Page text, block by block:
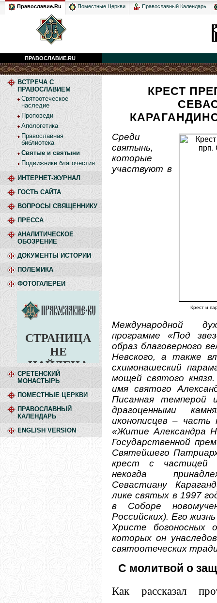
Православие.Ru Поместные Церкви Православный Календарь
ПРАВОСЛАВИЕ.RU
ВСТРЕЧА С
ПРАВОСЛАВИЕМ
Святоотеческое
наследие
Проповеди
Апологетика
Православная
библиотека
Святые и святыни
Подвижники благочестия
ИНТЕРНЕТ-ЖУРНАЛ
ГОСТЬ САЙТА
ВОПРОСЫ СВЯЩЕННИКУ
ПРЕССА
АНАЛИТИЧЕСКОЕ
ОБОЗРЕНИЕ
ДОКУМЕНТЫ ИСТОРИИ
ПОЛЕМИКА
ФОТОГАЛЕРЕИ
СРЕТЕНСКИЙ
МОНАСТЫРЬ
ПОМЕСТНЫЕ ЦЕРКВИ
ПРАВОСЛАВНЫЙ
КАЛЕНДАРЬ
ENGLISH VERSION
КРЕСТ
Крест и
Среди
святынь,
которые
участвуют в
Международной
программе «Под
образ благоверного
Невского, а также
схимонашеский
мощей святого
имя святого
Писанная темперой
драгоценными
иконописцев – часть
«Житие Александра
Государственной
Святейшего
крест с частицей
некогда
Севастиану
лике святых в 1997
в Соборе
Российских). Его
Христе богоносных
которых он
святоотеческих
С молитвой о
Как рассказал